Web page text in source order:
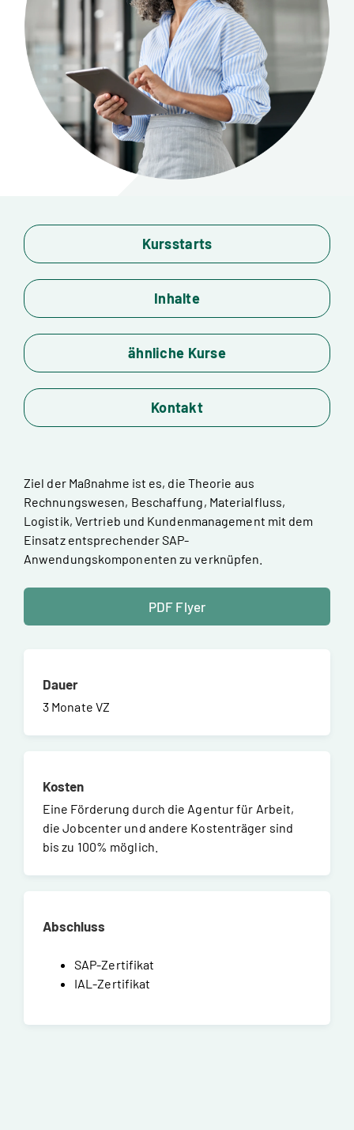
Standorte
Jobs
Kontakt
Kursstarts
Inhalte
ähnliche Kurse
Kontakt
Ziel der Maßnahme ist es, die Theorie aus
Rechnungswesen, Beschaffung, Materialfluss,
Logistik, Vertrieb und Kundenmanagement mit dem
Einsatz entsprechender SAP-
Anwendungskomponenten zu verknüpfen.
PDF Flyer
Dauer
3 Monate VZ
Kosten
Eine Förderung durch die Agentur für Arbeit,
die Jobcenter und andere Kostenträger sind
bis zu 100% möglich.
Abschluss
SAP-Zertifikat
IAL-Zertifikat